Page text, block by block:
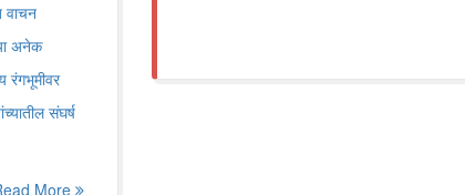
वाचन
अनेक
रंगभूमीवर
संघर्ष
More